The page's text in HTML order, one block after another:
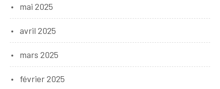
mai 2025
avril 2025
mars 2025
février 2025